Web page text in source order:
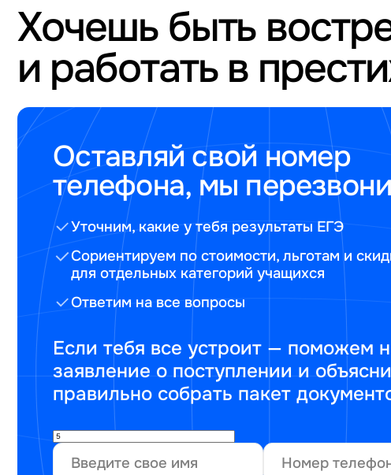
Хочешь быть
и работать в
Оставляй свой номер
телефона, мы
Уточним, какие у тебя результаты ЕГЭ
Сориентируем по стоимости, льготам и
для отдельных категорий учащихся
Ответим на все вопросы
Если тебя все устроит — поможем
заявление о поступлении и
правильно собрать пакет